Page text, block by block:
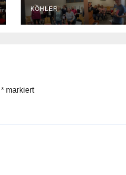
KÖHLER
* markiert